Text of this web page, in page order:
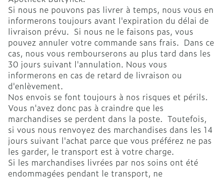
Si nous ne pouvons pas livrer à temps, nous vous en
informerons toujours avant l'expiration du délai de
livraison prévu. Si nous ne le faisons pas, vous
pouvez annuler votre commande sans frais. Dans ce
cas, nous vous rembourserons au plus tard dans les
30 jours suivant l'annulation. Nous vous
informerons en cas de retard de livraison ou
d'enlèvement.
Nos envois se font toujours à nos risques et périls.
Vous n'avez donc pas à craindre que les
marchandises se perdent dans la poste. Toutefois,
si vous nous renvoyez des marchandises dans les 14
jours suivant l'achat parce que vous préférez ne pas
les garder, le transport est à votre charge.
Si les marchandises livrées par nos soins ont été
endommagées pendant le transport, ne